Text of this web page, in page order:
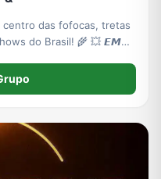
centro das fofocas, tretas
do Brasil! ​🌾 💥 𝙀𝙈